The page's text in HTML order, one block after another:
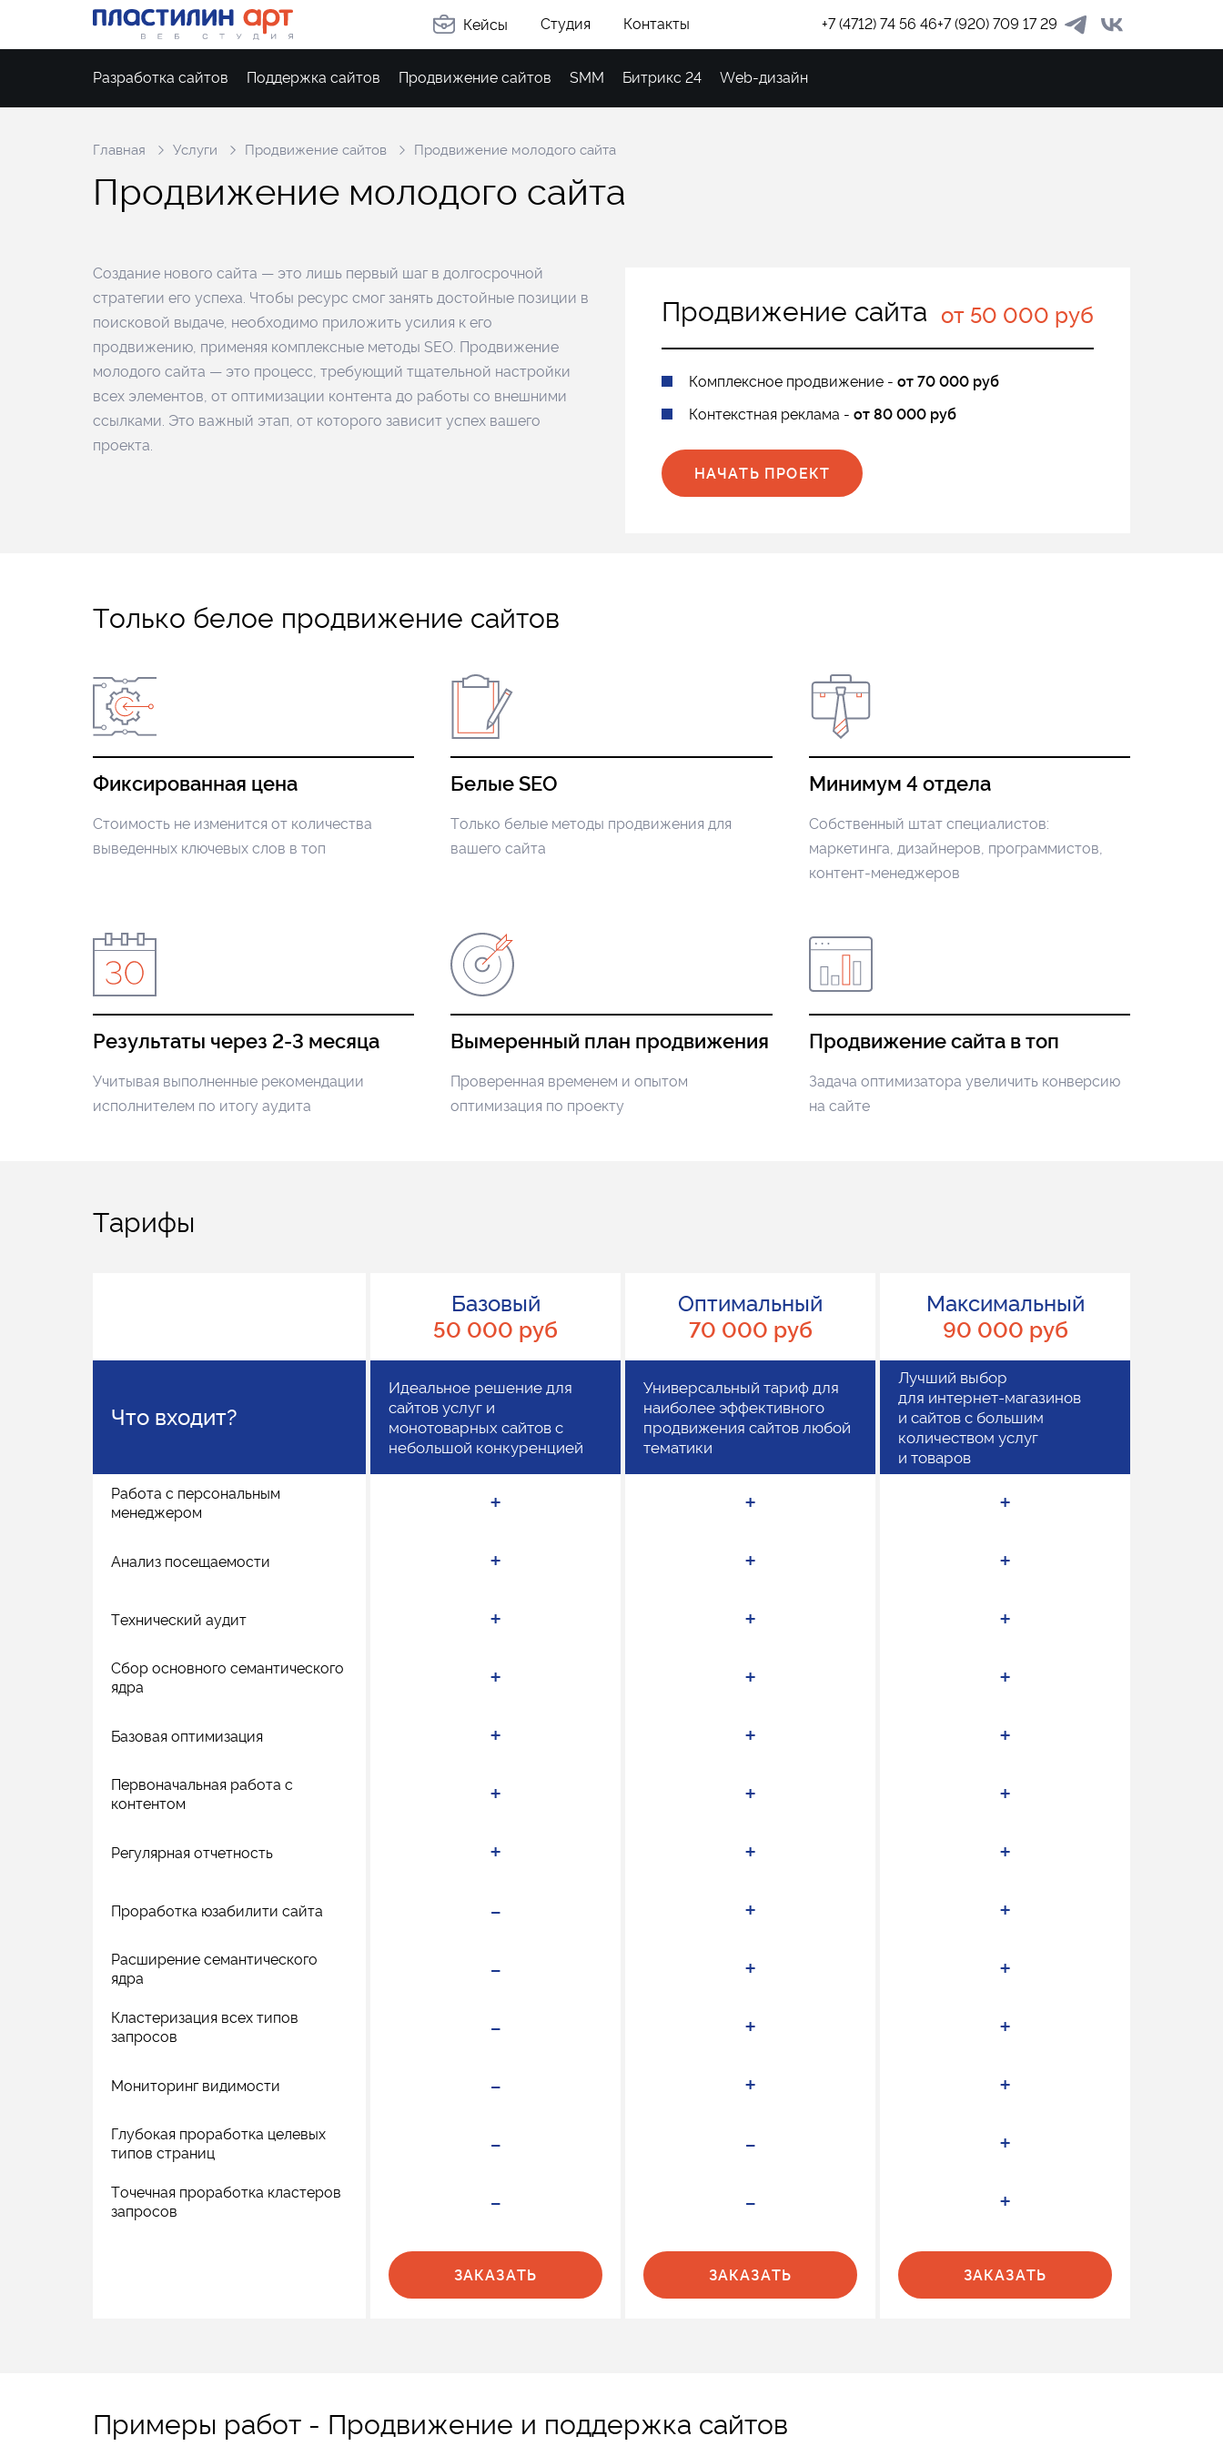
Кейсы Студия Контакты +7 (4712) 74 56 46+7 (920) 709 17 29
Разработка сайтов Поддержка сайтов Продвижение сайтов SMM Битрикс 24 Web-дизайн
Главная Услуги Продвижение сайтов Продвижение молодого сайта
Продвижение молодого сайта
Создание нового сайта — это лишь первый шаг в долгосрочной
стратегии его успеха. Чтобы ресурс смог занять достойные позиции в
поисковой выдаче, необходимо приложить усилия к его
продвижению, применяя комплексные методы SEO. Продвижение
молодого сайта — это процесс, требующий тщательной настройки
всех элементов, от оптимизации контента до работы со внешними
ссылками. Это важный этап, от которого зависит успех вашего
проекта.
Продвижение сайта от 50 000 руб
Комплексное продвижение - от 70 000 руб
Контекстная реклама - от 80 000 руб
НАЧАТЬ ПРОЕКТ
Только белое продвижение сайтов
Фиксированная цена
Стоимость не изменится от количества
выведенных ключевых слов в топ
Белые SEO
Только белые методы продвижения для
вашего сайта
Минимум 4 отдела
Собственный штат специалистов:
маркетинга, дизайнеров, программистов,
контент-менеджеров
Результаты через 2-3 месяца
Учитывая выполненные рекомендации
исполнителем по итогу аудита
Вымеренный план продвижения
Проверенная временем и опытом
оптимизация по проекту
Продвижение сайта в топ
Задача оптимизатора увеличить конверсию
на сайте
Тарифы
Что входит?
Работа с персональным
менеджером
Анализ посещаемости
Технический аудит
Сбор основного семантического
ядра
Базовая оптимизация
Первоначальная работа с
контентом
Регулярная отчетность
Проработка юзабилити сайта
Расширение семантического
ядра
Кластеризация всех типов
запросов
Мониторинг видимости
Глубокая проработка целевых
типов страниц
Точечная проработка кластеров
запросов
Базовый
50 000 руб
Идеальное решение для
сайтов услуг и
монотоварных сайтов с
небольшой конкуренцией
+
+
+
+
+
+
+
-
-
-
-
-
-
ЗАКАЗАТЬ
Оптимальный
70 000 руб
Универсальный тариф для
наиболее эффективного
продвижения сайтов любой
тематики
+
+
+
+
+
+
+
+
+
+
+
-
-
ЗАКАЗАТЬ
Максимальный
90 000 руб
Лучший выбор
для интернет-магазинов
и сайтов с большим
количеством услуг
и товаров
+
+
+
+
+
+
+
+
+
+
+
+
+
ЗАКАЗАТЬ
Примеры работ - Продвижение и поддержка сайтов